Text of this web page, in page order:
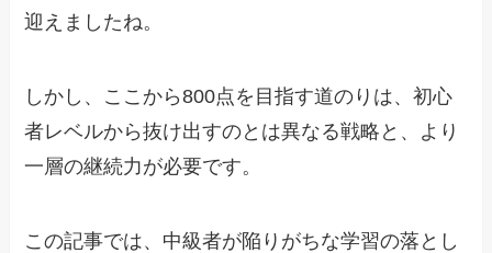
迎えましたね。
しかし、ここから800点を目指す道のりは、初心
者レベルから抜け出すのとは異なる戦略と、より
一層の継続力が必要です。
この記事では、中級者が陥りがちな学習の落とし